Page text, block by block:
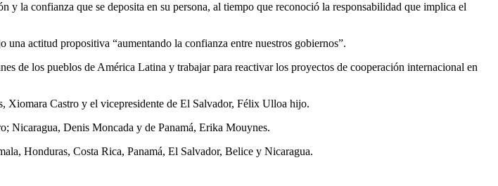
la confianza que se deposita en su persona, al tiempo que reconoció la responsabilidad que implica el
actitud propositiva “aumentando la confianza entre nuestros gobiernos”.
de los pueblos de América Latina y trabajar para reactivar los proyectos de cooperación internacional en
Xiomara Castro y el vicepresidente de El Salvador, Félix Ulloa hijo.
Nicaragua, Denis Moncada y de Panamá, Erika Mouynes.
Honduras, Costa Rica, Panamá, El Salvador, Belice y Nicaragua.